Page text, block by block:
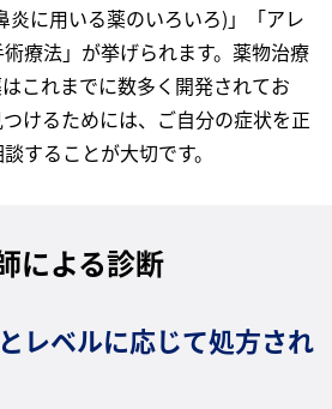
炎に用いる薬のいろいろ)」「アレ
療法」が挙げられます。薬物治療
これまでに数多く開発されてお
けるためには、ご自分の症状を正
することが大切です。
による診断
レベルに応じて処方され